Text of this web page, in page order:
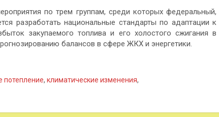
по трем группам, среди которых федеральный,
разработать национальные стандарты по адаптации к
закупаемого топлива и его холостого сжигания в
балансов в сфере ЖКХ и энергетики.
потепление, климатические изменения,